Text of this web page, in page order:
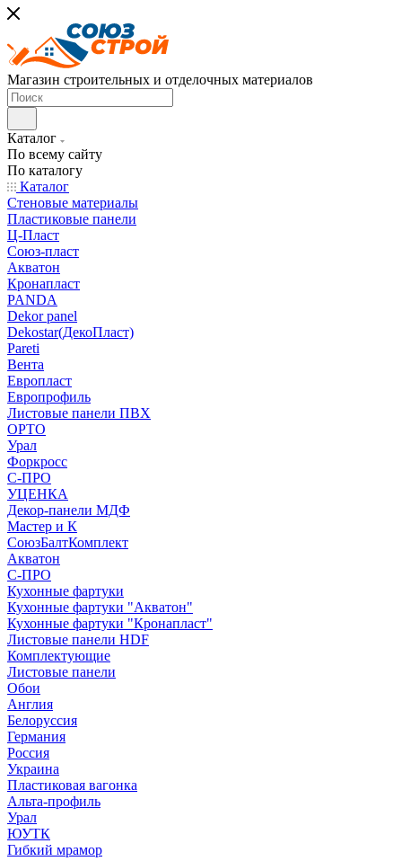
Магазин строительных и отделочных материалов
Каталог
По всему сайту
По каталогу
Каталог
Стеновые материалы
Пластиковые панели
Ц-Пласт
Союз-пласт
Акватон
Кронапласт
PANDA
Dekor panel
Dekostar(ДекоПласт)
Pareti
Вента
Европласт
Европрофиль
Листовые панели ПВХ
ОРТО
Урал
Форкросс
С-ПРО
УЦЕНКА
Декор-панели МДФ
Мастер и К
СоюзБалтКомплект
Акватон
С-ПРО
Кухонные фартуки
Кухонные фартуки "Акватон"
Кухонные фартуки "Кронапласт"
Листовые панели HDF
Комплектующие
Листовые панели
Обои
Англия
Белоруссия
Германия
Россия
Украина
Пластиковая вагонка
Альта-профиль
Урал
ЮУТК
Гибкий мрамор